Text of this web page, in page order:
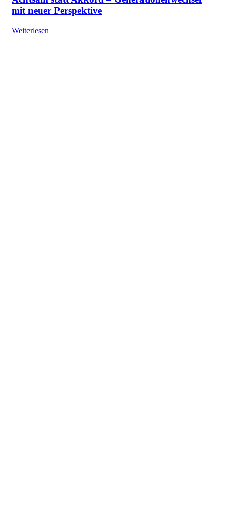
mit neuer Perspektive
Weiterlesen